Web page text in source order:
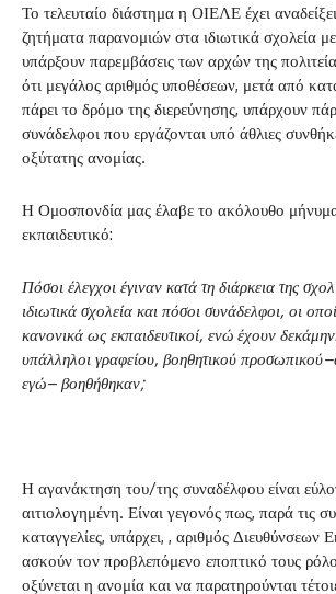
Το τελευταίο διάστημα η ΟΙΕΛΕ έχει
ζητήματα παρανομιών στα ιδιωτικά σχολεία
υπάρξουν παρεμβάσεις των αρχών της
ότι μεγάλος αριθμός υποθέσεων, μετά από
πάρει το δρόμο της διερεύνησης, υπάρχουν
συνάδελφοι που εργάζονται υπό άθλιες
οξύτατης ανομίας.
Η Ομοσπονδία μας έλαβε το ακόλουθο
εκπαιδευτικό:
Πόσοι έλεγχοι έγιναν κατά τη διάρκεια της
ιδιωτικά σχολεία και πόσοι συνάδελφοι, οι
κανονικά ως εκπαιδευτικοί, ενώ έχουν
υπάλληλοι γραφείου, βοηθητικού
εγώ– βοηθήθηκαν;
Η αγανάκτηση του/της συναδέλφου είναι
αιτιολογημένη. Είναι γεγονός πως, παρά τις
καταγγελίες, υπάρχει, , αριθμός Διευθύνσεων
ασκούν τον προβλεπόμενο εποπτικό τους
οξύνεται η ανομία και να παρατηρούνται